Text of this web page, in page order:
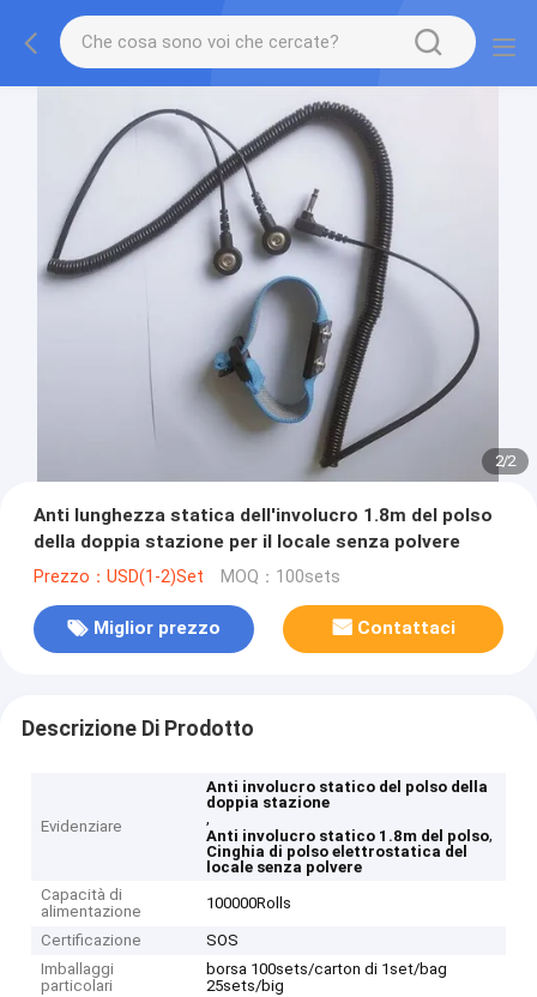
2/2
Anti lunghezza statica dell'involucro 1.8m del polso
della doppia stazione per il locale senza polvere
Prezzo：USD(1-2)Set MOQ：100sets
Miglior prezzo Contattaci
Descrizione Di Prodotto
Evidenziare
Anti involucro statico del polso della
doppia stazione
,
Anti involucro statico 1.8m del polso,
Cinghia di polso elettrostatica del
locale senza polvere
Capacità di
alimentazione
100000Rolls
Certificazione
SOS
Imballaggi
particolari
borsa 100sets/carton di 1set/bag
25sets/big